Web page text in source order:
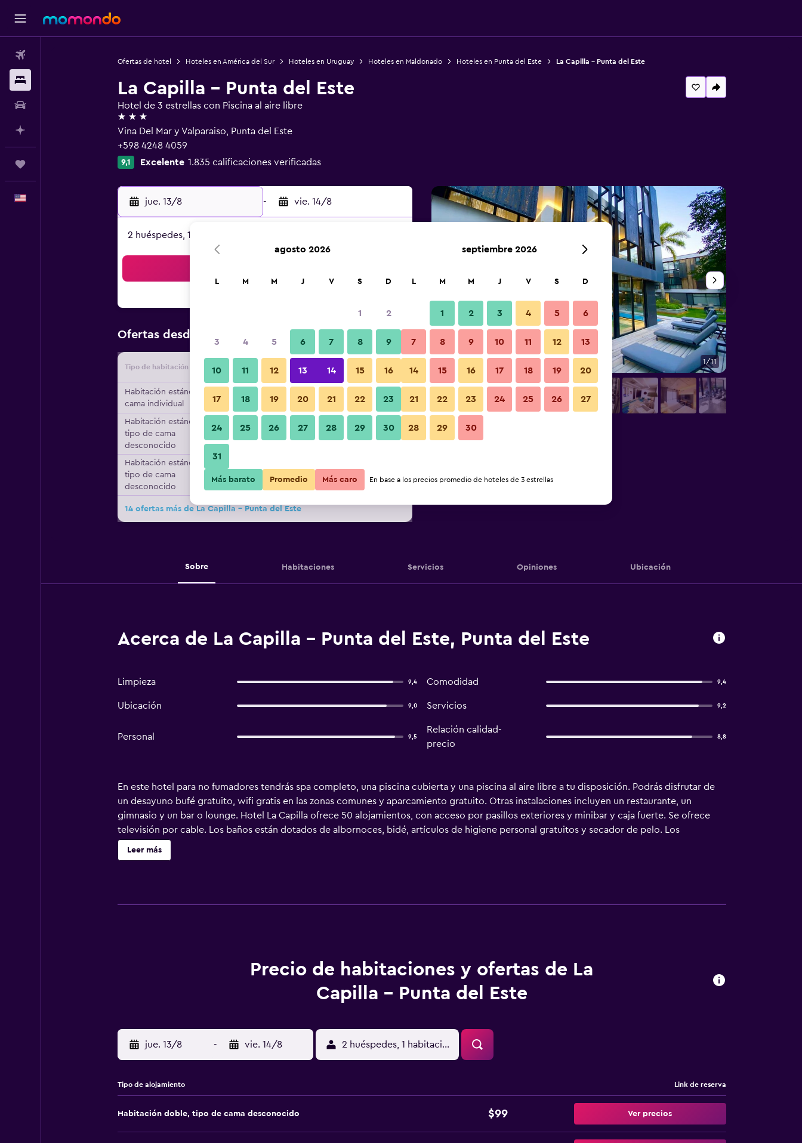
Ofertas de hotel Hoteles en América del Sur Hoteles en Uruguay Hoteles en Maldonado Hoteles en Punta del Este La Capilla - Punta del Este
La Capilla - Punta del Este
Hotel de 3 estrellas con Piscina al aire libre
3 estrellas
Vina Del Mar y Valparaiso, Punta del Este
+598 4248 4059
9,1 Excelente 1.835 calificaciones verificadas
jue. 13/8 - vie. 14/8
2 huéspedes, 1 habitación
Ofertas desde Oferta más barata de precio por noche
Tipo de habitación Proveedor Total noche
Habitación estándar, 1
cama individual
$73 Ver oferta
Habitación estándar,
tipo de cama
desconocido
$89
Habitación estándar,
tipo de cama
desconocido
$96 Ver oferta
14 ofertas más de La Capilla - Punta del Este
Otros 1/11
Fotos
Sobre Habitaciones Servicios Opiniones Ubicación
Acerca de La Capilla - Punta del Este, Punta del Este
Limpieza 9,4 Comodidad 9,4
Ubicación 9,0 Servicios 9,2
Personal 9,5
Relación calidad-
precio
8,8
En este hotel para no fumadores tendrás spa completo, una piscina cubierta y una piscina al aire libre a tu disposición. Podrás disfrutar de
un desayuno bufé gratuito, wifi gratis en las zonas comunes y aparcamiento gratuito. Otras instalaciones incluyen un restaurante, un
gimnasio y un bar o lounge. Hotel La Capilla ofrece 50 alojamientos, con acceso por pasillos exteriores y minibar y caja fuerte. Se ofrece
televisión por cable. Los baños están dotados de albornoces, bidé, artículos de higiene personal gratuitos y secador de pelo. Los
huéspedes pueden navegar por la web gracias a nuestro acceso a Internet wifi gratis. Los servicios para las personas de negocios incluyen
escritorio y teléfono; se ofrecen llamadas locales gratuitas (pueden existir restricciones). Se ofrece servicio de limpieza todos los días. En el
Leer más
Precio de habitaciones y ofertas de La
Capilla - Punta del Este
jue. 13/8 - vie. 14/8 2 huéspedes, 1 habitación
Tipo de alojamiento Link de reserva
Habitación doble, tipo de cama desconocido $99 Ver precios
agosto 2026
L M M J V S D
1 2
3 4 5 6 7 8 9
10 11 12 13 14 15 16
17 18 19 20 21 22 23
24 25 26 27 28 29 30
31
septiembre 2026
L M M J V S D
1 2 3 4 5 6
7 8 9 10 11 12 13
14 15 16 17 18 19 20
21 22 23 24 25 26 27
28 29 30
Más barato Promedio Más caro En base a los precios promedio de hoteles de 3 estrellas